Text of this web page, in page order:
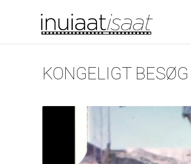
Du er her
KONGELIGT